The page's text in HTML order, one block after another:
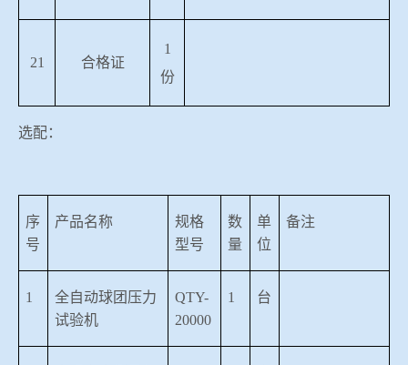
21 合格证
1
份
选配：
序
号
产品名称
规格
型号
数
量
单
位
备注
1
全自动球团压力
试验机
QTY-
20000
1 台